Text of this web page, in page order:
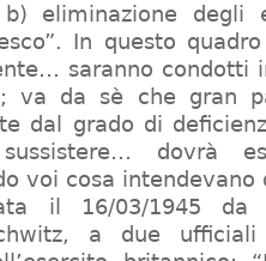
eliminazione degli
In questo
saranno condotti
va da sè che gran
dal grado di
dovrà
voi cosa intendevano
il 16/03/1945
a due